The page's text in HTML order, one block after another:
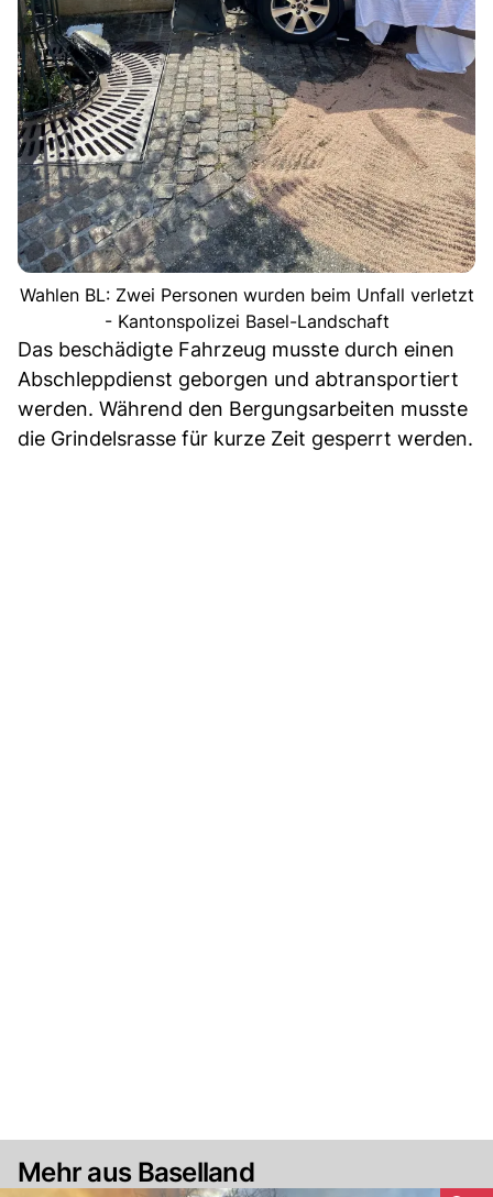
Wahlen BL: Zwei Personen wurden beim Unfall verletzt
- Kantonspolizei Basel-Landschaft
Das beschädigte Fahrzeug musste durch einen
Abschleppdienst geborgen und abtransportiert
werden. Während den Bergungsarbeiten musste
die Grindelsrasse für kurze Zeit gesperrt werden.
Mehr aus Baselland